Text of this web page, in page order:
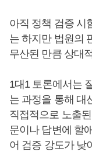
아직 정책 검증 시
는 하지만 법원의
무산된 만큼 상대
1대1 토론에서는
는 과정을 통해 대
직접적으로 노출
문이나 답변에 할
어 검증 강도가 낮